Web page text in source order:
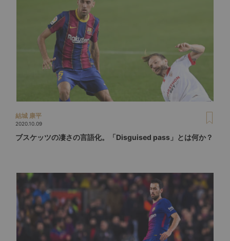
結城 康平
2020.10.09
ブスケッツの凄さの言語化。「Disguised pass」とは何か？